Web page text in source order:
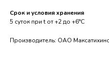
Срок и условия хранения
5 суток при t от +2 до +6°С
Производитель: ОАО